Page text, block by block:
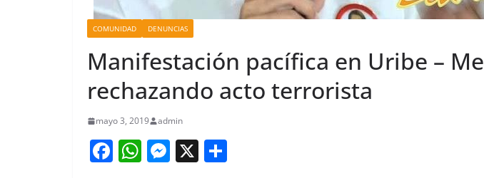
COMUNIDAD DENUNCIAS
Manifestación pacífica en Uribe –
rechazando acto terrorista
mayo 3, 2019 admin
F W M X